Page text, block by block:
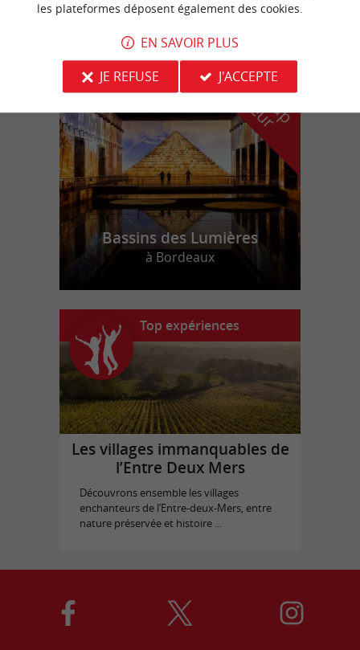
n
o
t
r
e
c
o
u
p
d
e
c
o
e
u
r
Bassins des Lumières
à Bordeaux
Top expériences
Les villages immanquables de
l’Entre Deux Mers
Découvrons ensemble les villages
enchanteurs de l’Entre-deux-Mers, entre
nature préservée et histoire ...
les plateformes déposent également des cookies.
EN SAVOIR PLUS
JE REFUSE
J'ACCEPTE